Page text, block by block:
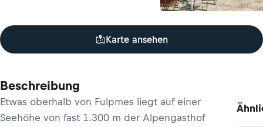
Karte ansehen
Beschreibung
Etwas oberhalb von Fulpmes liegt auf einer
Seehöhe von fast 1.300 m der Alpengasthof